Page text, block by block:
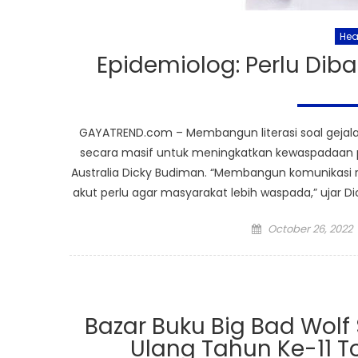
Epidemiolog: Perlu
GAYATREND.com – Membangun literasi soal
secara masif untuk meningkatkan kewaspadaan
Australia Dicky Budiman. “Membangun
akut perlu agar masyarakat lebih waspada,” ujar
Posted
October 26, 2022
Bazar Buku Big Bad
Ulang Tahun Ke-11